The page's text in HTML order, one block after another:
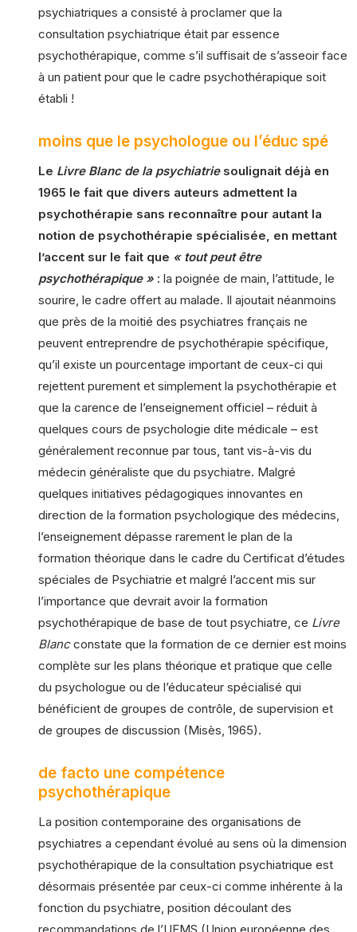
psychiatriques a consisté à proclamer que la
consultation psychiatrique était par essence
psychothérapique, comme s’il suffisait de s’asseoir face
à un patient pour que le cadre psychothérapique soit
établi !
moins que le psychologue ou l’éduc spé
Le Livre Blanc de la psychiatriesoulignait déjà en
1965 le fait que divers auteurs admettent la
psychothérapie sans reconnaître pour autant la
notion de psychothérapie spécialisée, en mettant
l’accent sur le fait que « tout peut être
psychothérapique » : la poignée de main, l’attitude, le
sourire, le cadre offert au malade. Il ajoutait néanmoins
que près de la moitié des psychiatres français ne
peuvent entreprendre de psychothérapie spécifique,
qu’il existe un pourcentage important de ceux-ci qui
rejettent purement et simplement la psychothérapie et
que la carence de l’enseignement officiel – réduit à
quelques cours de psychologie dite médicale – est
généralement reconnue par tous, tant vis-à-vis du
médecin généraliste que du psychiatre. Malgré
quelques initiatives pédagogiques innovantes en
direction de la formation psychologique des médecins,
l’enseignement dépasse rarement le plan de la
formation théorique dans le cadre du Certificat d’études
spéciales de Psychiatrie et malgré l’accent mis sur
l’importance que devrait avoir la formation
psychothérapique de base de tout psychiatre, ce Livre
Blancconstate que la formation de ce dernier est moins
complète sur les plans théorique et pratique que celle
du psychologue ou de l’éducateur spécialisé qui
bénéficient de groupes de contrôle, de supervision et
de groupes de discussion (Misès, 1965).
de facto une compétence
psychothérapique
La position contemporaine des organisations de
psychiatres a cependant évolué au sens où la dimension
psychothérapique de la consultation psychiatrique est
désormais présentée par ceux-ci comme inhérente à la
fonction du psychiatre, position découlant des